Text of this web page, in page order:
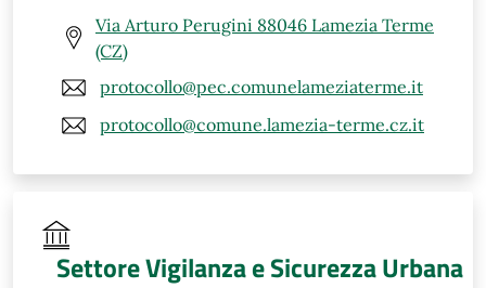
Via Arturo Perugini 88046 Lamezia Terme
(CZ)
protocollo@pec.comunelameziaterme.it
protocollo@comune.lamezia-terme.cz.it
Settore Vigilanza e Sicurezza Urbana